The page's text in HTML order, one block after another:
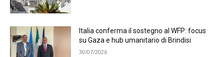
Italia conferma il sostegno al WFP: focus
su Gaza e hub umanitario di Brindisi
30/07/2026